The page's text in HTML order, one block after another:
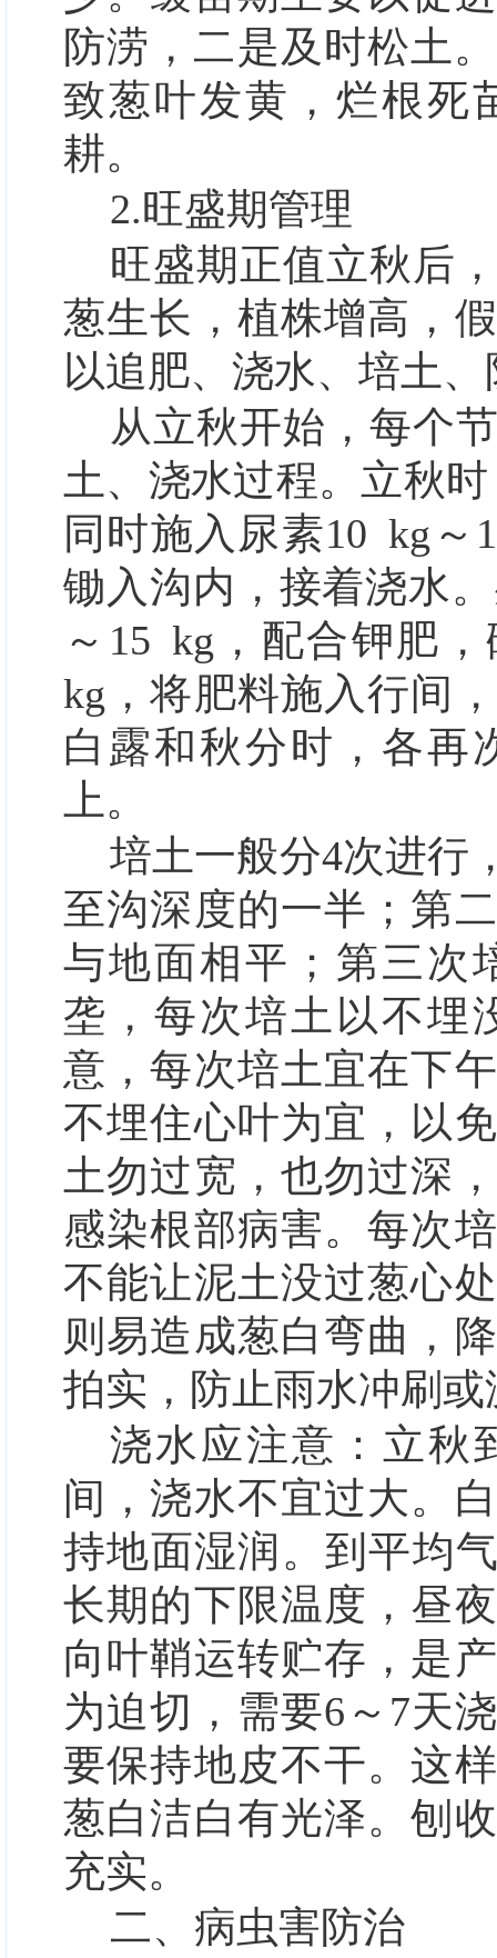
防涝，二是及时松土
致葱叶发黄，烂根死
耕。
2.旺盛期管理
旺盛期正值立秋后
葱生长，植株增高，
以追肥、浇水、培土
从立秋开始，每个
土、浇水过程。立秋
同时施入尿素10 kg～
锄入沟内，接着浇水
～15 kg，配合钾肥，
kg，将肥料施入行间
白露和秋分时，各再
上。
培土一般分4次进行
至沟深度的一半；第
与地面相平；第三次
垄，每次培土以不埋
意，每次培土宜在下
不埋住心叶为宜，以
土勿过宽，也勿过深
感染根部病害。每次
不能让泥土没过葱心
则易造成葱白弯曲，
拍实，防止雨水冲刷
浇水应注意：立秋
间，浇水不宜过大。
持地面湿润。到平均
长期的下限温度，昼
向叶鞘运转贮存，是
为迫切，需要6～7天
要保持地皮不干。这
葱白洁白有光泽。刨
充实。
二、病虫害防治